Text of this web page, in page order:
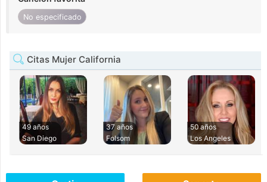
No especificado
Citas Mujer California
49 años
San Diego
37 años
Folsom
50 años
Los Angeles